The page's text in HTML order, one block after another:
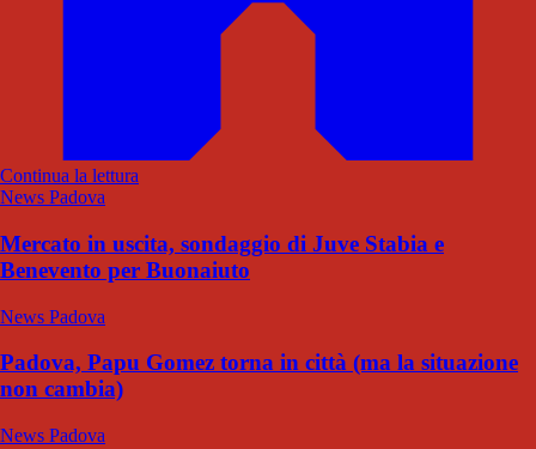
Continua la lettura
News Padova
Mercato in uscita, sondaggio di Juve Stabia e
Benevento per Buonaiuto
News Padova
Padova, Papu Gomez torna in città (ma la situazione
non cambia)
News Padova